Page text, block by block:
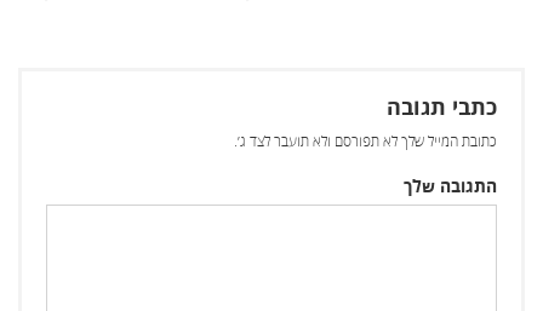
כתבי תגובה
כתובת המייל שלך לא תפורסם ולא תועבר לצד ג׳.
התגובה שלך